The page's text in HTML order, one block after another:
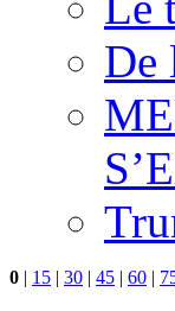
De
0 | 15 | 30 | 45 | 60 |